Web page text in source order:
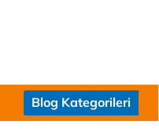
Blog Kategorileri